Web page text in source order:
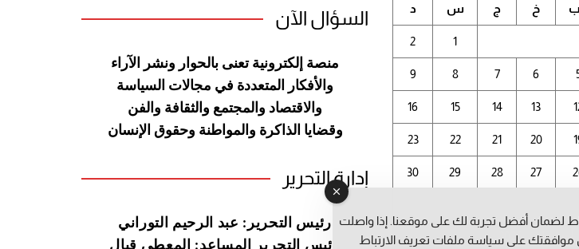
أغسطس 2026
خ ج س د
1
2
6
7
8
9
13
14
15
16
20
21
22
23
27
28
29
30
السؤال الآن
منصة إلكترونية تعنى بالحوار ونشر
الآراء
والأفكار المتعددة في مجالات السياسة
والاقتصاد والمجتمع والثقافة والفن
وقضايا الذاكرة والمواطنة وحقوق الإنسان
إدارة التحرير
رئيس التحرير: عبد الرحيم التوراني
رئيس التحرير المساعد: المعطي قبال
لضمان أفضل تجربة لك على موقعنا. إذا واصلت
على سياسة ملفات تعريف الارتباط